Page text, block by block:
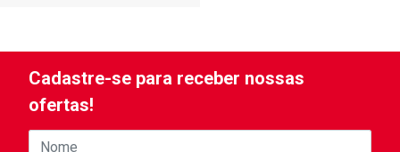
Cadastre-se para receber nossas
ofertas!